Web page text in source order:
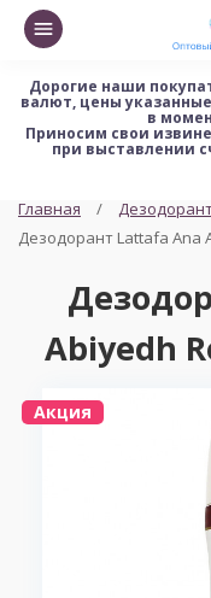
Дорогие наши
валют, цены
в
Приносим свои
при выставлении
Главная
Дезодорант Lattafa Ana
Abiyedh
Акция